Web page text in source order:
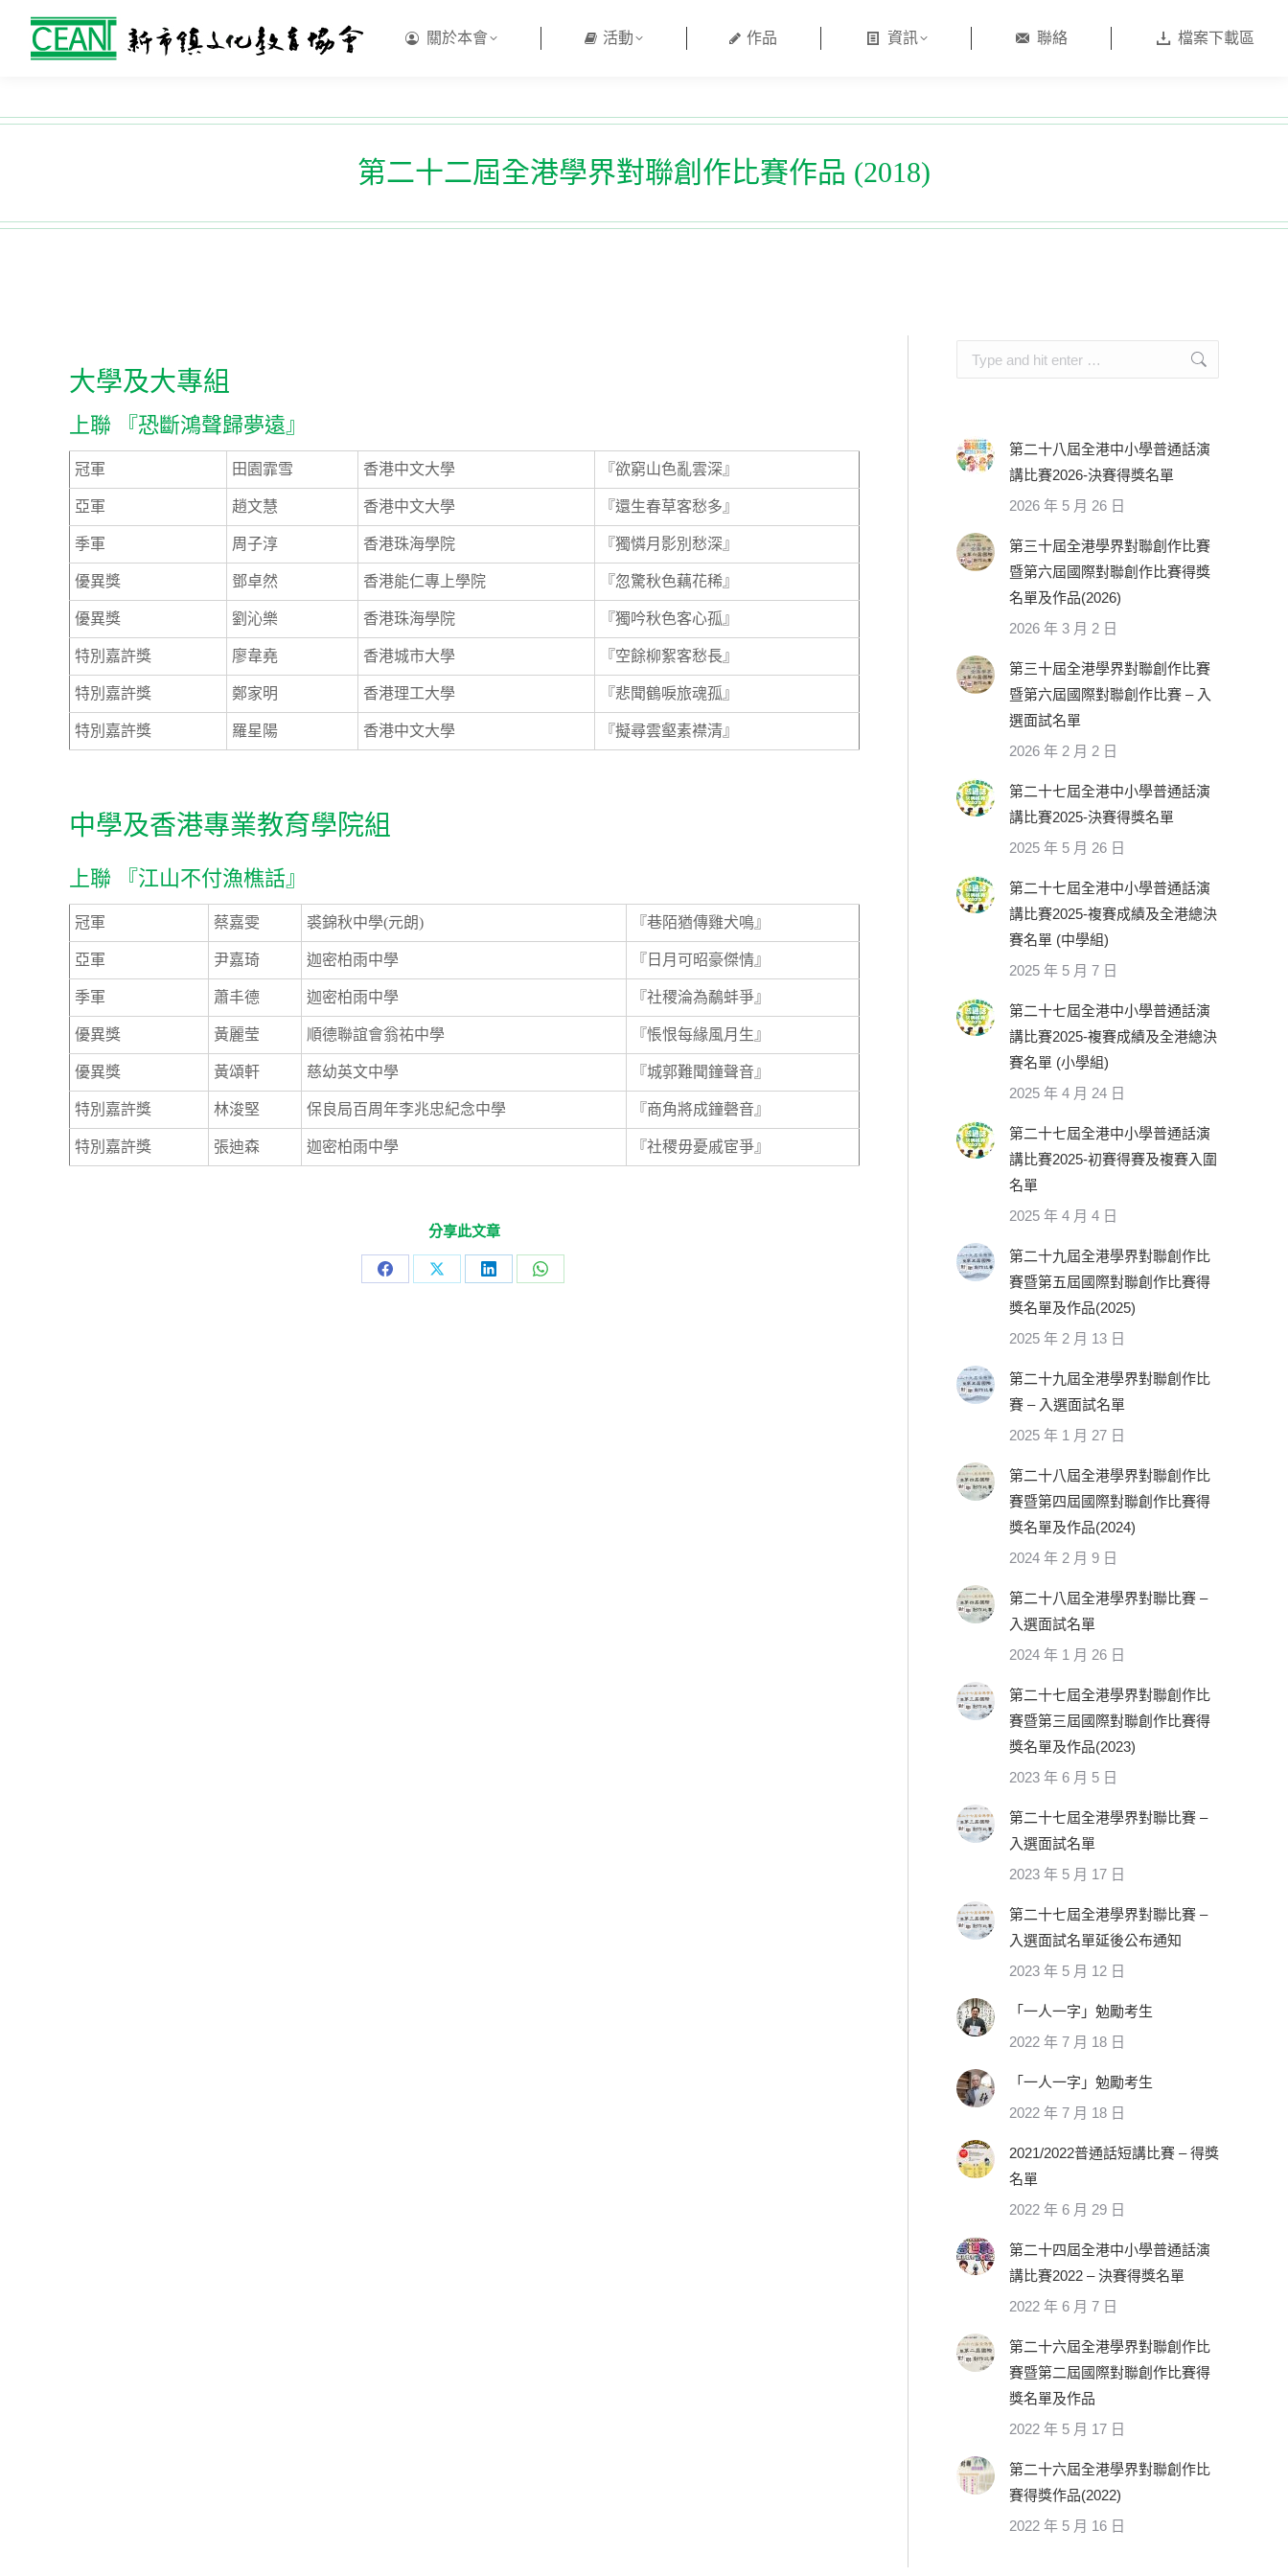
關於本會 活動 作品 資訊 聯絡 檔案下載區
第二十二屆全港學界對聯創作比賽作品 (2018)
大學及大專組
上聯 『恐斷鴻聲歸夢遠』
冠軍 田園霏雪 香港中文大學 『欲窮山色亂雲深』
亞軍 趙文慧 香港中文大學 『還生春草客愁多』
季軍 周子淳 香港珠海學院 『獨憐月影別愁深』
優異獎 鄧卓然 香港能仁專上學院 『忽驚秋色藕花稀』
優異獎 劉沁樂 香港珠海學院 『獨吟秋色客心孤』
特別嘉許獎 廖韋堯 香港城市大學 『空餘柳絮客愁長』
特別嘉許獎 鄭家明 香港理工大學 『悲聞鶴唳旅魂孤』
特別嘉許獎 羅星陽 香港中文大學 『擬尋雲壑素襟清』
中學及香港專業教育學院組
上聯 『江山不付漁樵話』
冠軍 蔡嘉雯 裘錦秋中學(元朗) 『巷陌猶傳雞犬鳴』
亞軍 尹嘉琦 迦密柏雨中學 『日月可昭豪傑情』
季軍 蕭丰德 迦密柏雨中學 『社稷淪為鷸蚌爭』
優異獎 黃麗莹 順德聯誼會翁祐中學 『悵恨每緣風月生』
優異獎 黃頌軒 慈幼英文中學 『城郭難聞鐘聲音』
特別嘉許獎 林浚堅 保良局百周年李兆忠紀念中學 『商角將成鐘磬音』
特別嘉許獎 張迪森 迦密柏雨中學 『社稷毋憂戚宦爭』
分享此文章
Share
Share
Share
Share
Search:
第二十八屆全港中小學普通話演
講比賽2026-決賽得獎名單
2026 年 5 月 26 日
第三十屆全港學界對聯創作比賽
暨第六屆國際對聯創作比賽得獎
名單及作品(2026)
2026 年 3 月 2 日
第三十屆全港學界對聯創作比賽
暨第六屆國際對聯創作比賽 – 入
選面試名單
2026 年 2 月 2 日
第二十七屆全港中小學普通話演
講比賽2025-決賽得獎名單
2025 年 5 月 26 日
第二十七屆全港中小學普通話演
講比賽2025-複賽成績及全港總決
賽名單 (中學組)
2025 年 5 月 7 日
第二十七屆全港中小學普通話演
講比賽2025-複賽成績及全港總決
賽名單 (小學組)
2025 年 4 月 24 日
第二十七屆全港中小學普通話演
講比賽2025-初賽得賽及複賽入圍
名單
2025 年 4 月 4 日
第二十九屆全港學界對聯創作比
賽暨第五屆國際對聯創作比賽得
獎名單及作品(2025)
2025 年 2 月 13 日
第二十九屆全港學界對聯創作比
賽 – 入選面試名單
2025 年 1 月 27 日
第二十八屆全港學界對聯創作比
賽暨第四屆國際對聯創作比賽得
獎名單及作品(2024)
2024 年 2 月 9 日
第二十八屆全港學界對聯比賽 –
入選面試名單
2024 年 1 月 26 日
第二十七屆全港學界對聯創作比
賽暨第三屆國際對聯創作比賽得
獎名單及作品(2023)
2023 年 6 月 5 日
第二十七屆全港學界對聯比賽 –
入選面試名單
2023 年 5 月 17 日
第二十七屆全港學界對聯比賽 –
入選面試名單延後公布通知
2023 年 5 月 12 日
「一人一字」勉勵考生
2022 年 7 月 18 日
「一人一字」勉勵考生
2022 年 7 月 18 日
2021/2022普通話短講比賽 – 得獎
名單
2022 年 6 月 29 日
第二十四屆全港中小學普通話演
講比賽2022 – 決賽得獎名單
2022 年 6 月 7 日
第二十六屆全港學界對聯創作比
賽暨第二屆國際對聯創作比賽得
獎名單及作品
2022 年 5 月 17 日
第二十六屆全港學界對聯創作比
賽得獎作品(2022)
2022 年 5 月 16 日